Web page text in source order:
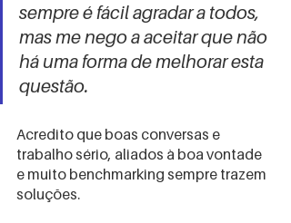
sempre é fácil agradar a todos,
mas me nego a aceitar que não
há uma forma de melhorar esta
questão.
Acredito que boas conversas e
trabalho sério, aliados à boa vontade
e muito benchmarking sempre trazem
soluções.